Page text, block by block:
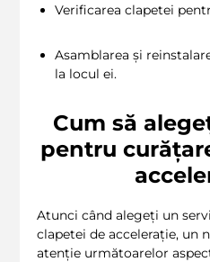
Verificarea clapetei
Asamblarea și
la locul ei.
Cum să
pentru
Atunci când alegeți un
clapetei de accelerație, un
atenție următoarelor